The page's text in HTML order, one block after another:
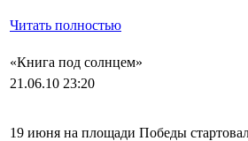
Читать полностью
«Книга под солнцем»
21.06.10 23:20
19 июня на площади Победы